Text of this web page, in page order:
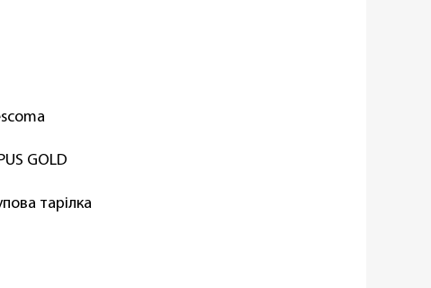
GOLD
тарілка